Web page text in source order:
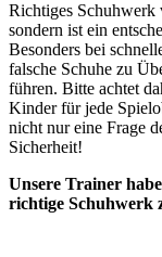
Richtiges Schuhwerk
sondern ist ein
Besonders bei
falsche Schuhe zu
führen. Bitte achtet
Kinder für jede
nicht nur eine Frage
Sicherheit!
Unsere Trainer
richtige Schuhwerk